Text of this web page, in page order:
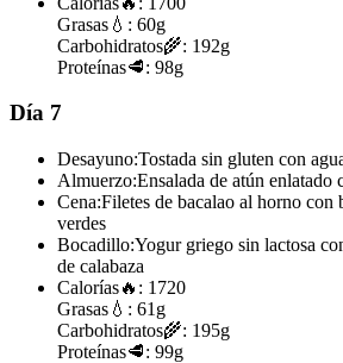
Grasas 💧: 60g
Carbohidratos🌾: 192g
Proteínas🥩: 98g
Día 7
Desayuno:Tostada sin gluten con
Almuerzo:Ensalada de atún enlatado
Cena:Filetes de bacalao al horno con
verdes
Bocadillo:Yogur griego sin lactosa
de calabaza
Calorías🔥: 1720
Grasas 💧: 61g
Carbohidratos🌾: 195g
Proteínas🥩: 99g